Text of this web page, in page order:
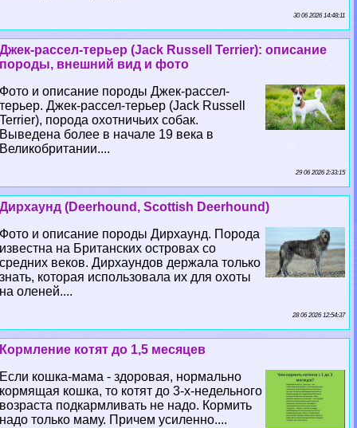
30 06 2026 14:48:11
Джек-рассел-терьер (Jack Russell Terrier): описание
породы, внешний вид и фото
Фото и описание породы Джек-рассел-
терьер. Джек-рассел-терьер (Jack Russell
Terrier), порода охотничьих собак.
Выведена более в начале 19 века в
Великобритании....
29 06 2026 2:33:15
Дирхаунд (Deerhound, Scottish Deerhound)
Фото и описание породы Дирхаунд. Порода
известна на Британских островах со
средних веков. Дирхаундов держала только
знать, которая использовала их для охоты
на оленей....
28 06 2026 12:54:37
Кормление котят до 1,5 месяцев
Если кошка-мама - здоровая, нормально
кормящая кошка, то котят до 3-х-недельного
возраста подкармливать не надо. Кормить
надо только маму. Причем усиленно....